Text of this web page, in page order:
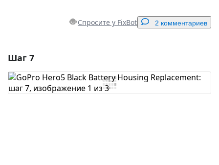
Спросите у FixBot 2 комментариев
Добавить комментарий
Шаг 7